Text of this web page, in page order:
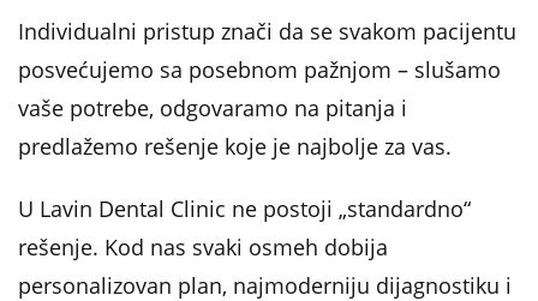
Individualni pristup znači da se svakom pacijentu
posvećujemo sa posebnom pažnjom – slušamo
vaše potrebe, odgovaramo na pitanja i
predlažemo rešenje koje je najbolje za vas.
U Lavin Dental Clinic ne postoji „standardno“
rešenje. Kod nas svaki osmeh dobija
personalizovan plan, najmoderniju dijagnostiku i